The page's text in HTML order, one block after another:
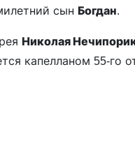
сын Богдан.
Николая
капелланом 55-го